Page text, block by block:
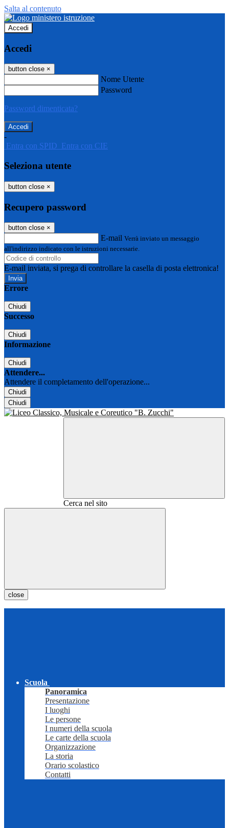
Salta al contenuto
Accedi
Accedi
button close ×
Nome Utente
Password
Password dimenticata?
-
Entra con SPID Entra con CIE
Seleziona utente
button close ×
Recupero password
button close ×
E-mail Verrà inviato un messaggio
all'indirizzo indicato con le istruzioni necessarie.
E-mail inviata, si prega di controllare la casella di posta elettronica!
Errore
Chiudi
Successo
Chiudi
Informazione
Chiudi
Attendere...
Attendere il completamento dell'operazione...
Chiudi
Chiudi
Cerca nel sito
close
Scuola
Panoramica
Presentazione
I luoghi
Le persone
I numeri della scuola
Le carte della scuola
Organizzazione
La storia
Orario scolastico
Contatti